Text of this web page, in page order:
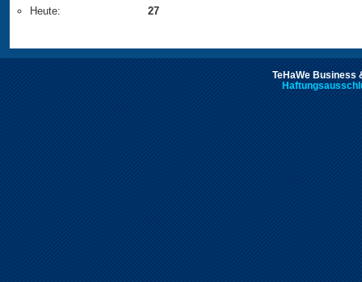
Heute:
27
TeHaWe Business